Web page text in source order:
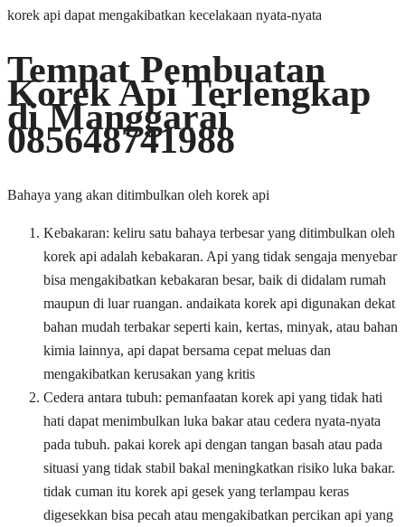
korek api dapat mengakibatkan kecelakaan nyata-nyata
Tempat Pembuatan
Korek Api Terlengkap
di Manggarai
085648741988
Bahaya yang akan ditimbulkan oleh korek api
Kebakaran: keliru satu bahaya terbesar yang ditimbulkan oleh
korek api adalah kebakaran. Api yang tidak sengaja menyebar
bisa mengakibatkan kebakaran besar, baik di didalam rumah
maupun di luar ruangan. andaikata korek api digunakan dekat
bahan mudah terbakar seperti kain, kertas, minyak, atau bahan
kimia lainnya, api dapat bersama cepat meluas dan
mengakibatkan kerusakan yang kritis
Cedera antara tubuh: pemanfaatan korek api yang tidak hati
hati dapat menimbulkan luka bakar atau cedera nyata-nyata
pada tubuh. pakai korek api dengan tangan basah atau pada
situasi yang tidak stabil bakal meningkatkan risiko luka bakar.
tidak cuman itu korek api gesek yang terlampau keras
digesekkan bisa pecah atau mengakibatkan percikan api yang